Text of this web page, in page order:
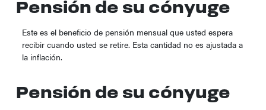
Pensión de su cónyuge
Este es el beneficio de pensión mensual que usted espera
recibir cuando usted se retire. Esta cantidad no es ajustada a
la inflación.
Pensión de su cónyuge